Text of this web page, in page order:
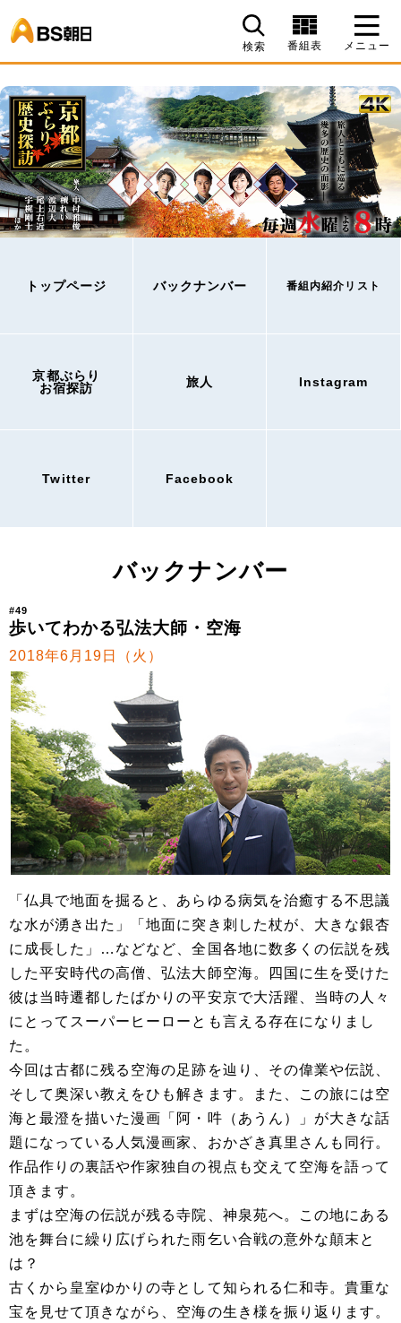
検索 番組表 メニュー
トップページ バックナンバー 番組内紹介リスト
京都ぶらり
お宿探訪
旅人 Instagram
Twitter Facebook
バックナンバー
#49
歩いてわかる弘法大師・空海
2018年6月19日（火）
「仏具で地面を掘ると、あらゆる病気を治癒する不思議
な水が湧き出た」「地面に突き刺した杖が、大きな銀杏
に成長した」…などなど、全国各地に数多くの伝説を残
した平安時代の高僧、弘法大師空海。四国に生を受けた
彼は当時遷都したばかりの平安京で大活躍、当時の人々
にとってスーパーヒーローとも言える存在になりまし
た。
今回は古都に残る空海の足跡を辿り、その偉業や伝説、
そして奥深い教えをひも解きます。また、この旅には空
海と最澄を描いた漫画「阿・吽（あうん）」が大きな話
題になっている人気漫画家、おかざき真里さんも同行。
作品作りの裏話や作家独自の視点も交えて空海を語って
頂きます。
まずは空海の伝説が残る寺院、神泉苑へ。この地にある
池を舞台に繰り広げられた雨乞い合戦の意外な顛末と
は？
古くから皇室ゆかりの寺として知られる仁和寺。貴重な
宝を見せて頂きながら、空海の生き様を振り返ります。